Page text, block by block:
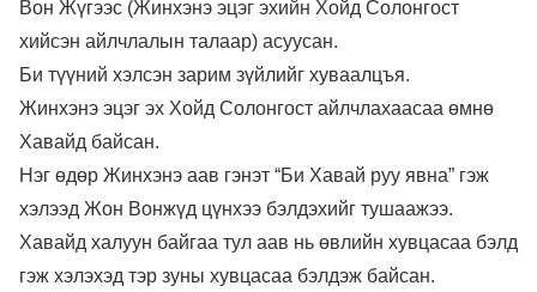
Вон Жүгээс (Жинхэнэ эцэг эхийн Хойд Солонгост
хийсэн айлчлалын талаар) асуусан.
Би түүний хэлсэн зарим зүйлийг хуваалцъя.
Жинхэнэ эцэг эх Хойд Солонгост айлчлахаасаа өмнө
Хавайд байсан.
Нэг өдөр Жинхэнэ аав гэнэт “Би Хавай руу явна” гэж
хэлээд Жон Вонжүд цүнхээ бэлдэхийг тушаажээ.
Хавайд халуун байгаа тул аав нь өвлийн хувцасаа бэлд
гэж хэлэхэд тэр зуны хувцасаа бэлдэж байсан.